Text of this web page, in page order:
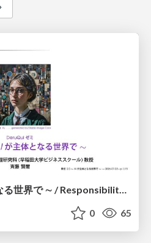
責任2.0 ∼ AI が主体となる世界で ∼ / Responsibility 2.0: In a World Where AI Takes Responsibilities
0 65